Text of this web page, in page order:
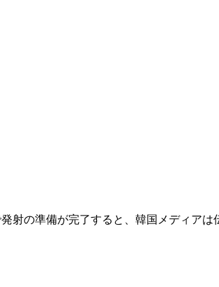
射の準備が完了すると、韓国メディアは